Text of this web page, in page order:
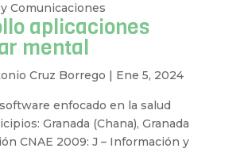
Comunicaciones
aplicaciones
mental
Cruz Borrego | Ene 5, 2024
enfocado en la salud
Granada (Chana), Granada
CNAE 2009: J – Información y